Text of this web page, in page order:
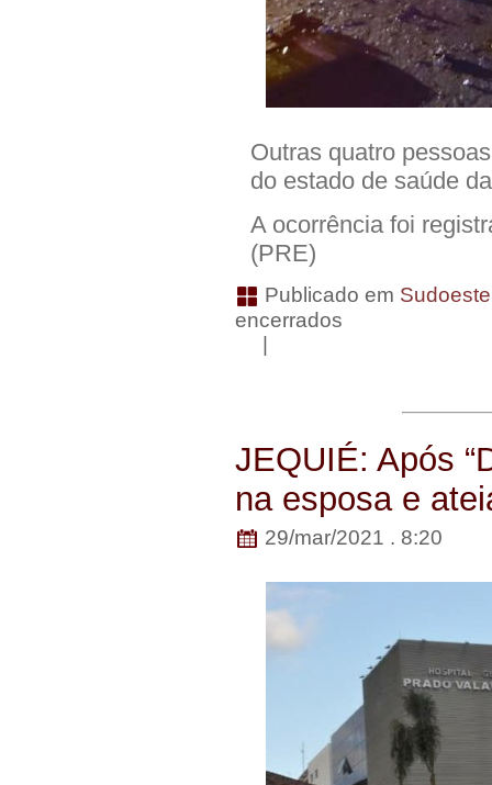
Outras quatro
do estado de saúde
A ocorrência foi
(PRE)
Publicado em Sudoeste
encerrados
JEQUIÉ: Após
na esposa e
29/mar/2021 . 8:20